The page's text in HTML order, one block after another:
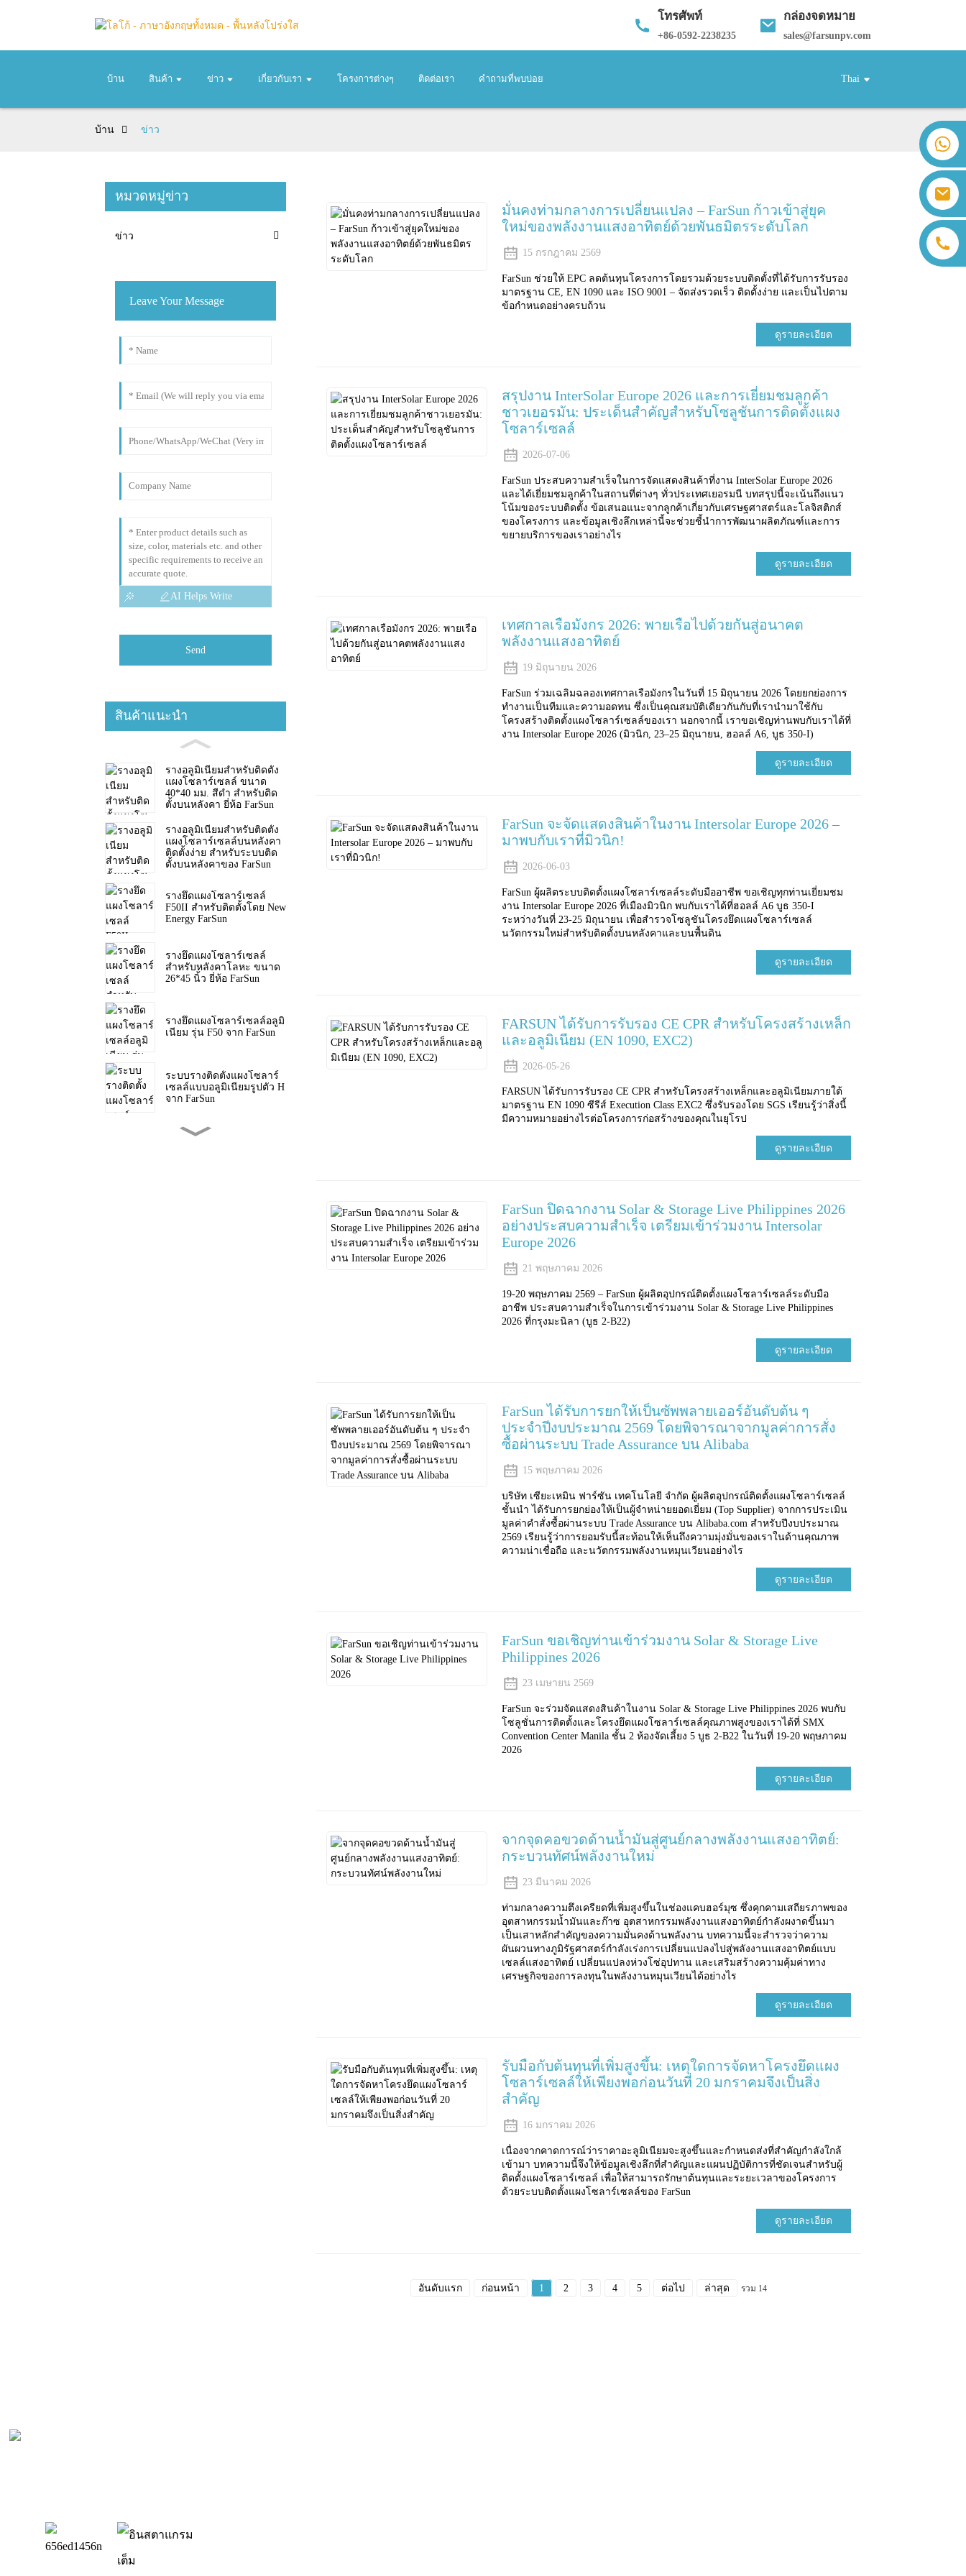
โทรศัพท์
+86-0592-2238235
กล่องจดหมาย
sales@farsunpv.com
บ้าน สินค้า ข่าว เกี่ยวกับเรา โครงการต่างๆ ติดต่อเรา คำถามที่พบบ่อย Thai
sanborn.guo@farsunpv.com
บ้าน ข่าว
หมวดหมู่ข่าว
ข่าว
Leave Your Message
AI Helps Write
Send
สินค้าแนะนำ
รางอลูมิเนียมสำหรับติดตั้ง
แผงโซลาร์เซลล์ ขนาด
40*40 มม. สีดำ สำหรับติด
ตั้งบนหลังคา ยี่ห้อ FarSun
รางอลูมิเนียมสำหรับติดตั้ง
แผงโซลาร์เซลล์บนหลังคา
ติดตั้งง่าย สำหรับระบบติด
ตั้งบนหลังคาของ FarSun
รางยึดแผงโซลาร์เซลล์
F50II สำหรับติดตั้งโดย New
Energy FarSun
รางยึดแผงโซลาร์เซลล์
สำหรับหลังคาโลหะ ขนาด
26*45 นิ้ว ยี่ห้อ FarSun
รางยึดแผงโซลาร์เซลล์อลูมิ
เนียม รุ่น F50 จาก FarSun
ระบบรางติดตั้งแผงโซลาร์
เซลล์แบบอลูมิเนียมรูปตัว H
จาก FarSun
ขาตั้งสามขาสำหรับติดตั้ง
มั่นคงท่ามกลางการเปลี่ยนแปลง – FarSun ก้าวเข้าสู่ยุค
ใหม่ของพลังงานแสงอาทิตย์ด้วยพันธมิตรระดับโลก
15 กรกฎาคม 2569
FarSun ช่วยให้ EPC ลดต้นทุนโครงการโดยรวมด้วยระบบติดตั้งที่ได้รับการรับรอง
มาตรฐาน CE, EN 1090 และ ISO 9001 – จัดส่งรวดเร็ว ติดตั้งง่าย และเป็นไปตาม
ข้อกำหนดอย่างครบถ้วน
ดูรายละเอียด
สรุปงาน InterSolar Europe 2026 และการเยี่ยมชมลูกค้า
ชาวเยอรมัน: ประเด็นสำคัญสำหรับโซลูชันการติดตั้งแผง
โซลาร์เซลล์
2026-07-06
FarSun ประสบความสำเร็จในการจัดแสดงสินค้าที่งาน InterSolar Europe 2026
และได้เยี่ยมชมลูกค้าในสถานที่ต่างๆ ทั่วประเทศเยอรมนี บทสรุปนี้จะเน้นถึงแนว
โน้มของระบบติดตั้ง ข้อเสนอแนะจากลูกค้าเกี่ยวกับเศรษฐศาสตร์และโลจิสติกส์
ของโครงการ และข้อมูลเชิงลึกเหล่านี้จะช่วยชี้นำการพัฒนาผลิตภัณฑ์และการ
ขยายบริการของเราอย่างไร
ดูรายละเอียด
เทศกาลเรือมังกร 2026: พายเรือไปด้วยกันสู่อนาคต
พลังงานแสงอาทิตย์
19 มิถุนายน 2026
FarSun ร่วมเฉลิมฉลองเทศกาลเรือมังกรในวันที่ 15 มิถุนายน 2026 โดยยกย่องการ
ทำงานเป็นทีมและความอดทน ซึ่งเป็นคุณสมบัติเดียวกันกับที่เรานำมาใช้กับ
โครงสร้างติดตั้งแผงโซลาร์เซลล์ของเรา นอกจากนี้ เราขอเชิญท่านพบกับเราได้ที่
งาน Intersolar Europe 2026 (มิวนิก, 23–25 มิถุนายน, ฮอลล์ A6, บูธ 350-I)
ดูรายละเอียด
FarSun จะจัดแสดงสินค้าในงาน Intersolar Europe 2026 –
มาพบกับเราที่มิวนิก!
2026-06-03
FarSun ผู้ผลิตระบบติดตั้งแผงโซลาร์เซลล์ระดับมืออาชีพ ขอเชิญทุกท่านเยี่ยมชม
งาน Intersolar Europe 2026 ที่เมืองมิวนิก พบกับเราได้ที่ฮอลล์ A6 บูธ 350-I
ระหว่างวันที่ 23-25 ​​มิถุนายน เพื่อสำรวจโซลูชันโครงยึดแผงโซลาร์เซลล์
นวัตกรรมใหม่สำหรับติดตั้งบนหลังคาและบนพื้นดิน
ดูรายละเอียด
FARSUN ได้รับการรับรอง CE CPR สำหรับโครงสร้างเหล็ก
และอลูมิเนียม (EN 1090, EXC2)
2026-05-26
FARSUN ได้รับการรับรอง CE CPR สำหรับโครงสร้างเหล็กและอลูมิเนียมภายใต้
มาตรฐาน EN 1090 ซีรีส์ Execution Class EXC2 ซึ่งรับรองโดย SGS เรียนรู้ว่าสิ่งนี้
มีความหมายอย่างไรต่อโครงการก่อสร้างของคุณในยุโรป
ดูรายละเอียด
FarSun ปิดฉากงาน Solar & Storage Live Philippines 2026
อย่างประสบความสำเร็จ เตรียมเข้าร่วมงาน Intersolar
Europe 2026
21 พฤษภาคม 2026
19-20 พฤษภาคม 2569 – FarSun ผู้ผลิตอุปกรณ์ติดตั้งแผงโซลาร์เซลล์ระดับมือ
อาชีพ ประสบความสำเร็จในการเข้าร่วมงาน Solar & Storage Live Philippines
2026 ที่กรุงมะนิลา (บูธ 2-B22)
ดูรายละเอียด
FarSun ได้รับการยกให้เป็นซัพพลายเออร์อันดับต้น ๆ
ประจำปีงบประมาณ 2569 โดยพิจารณาจากมูลค่าการสั่ง
ซื้อผ่านระบบ Trade Assurance บน Alibaba
15 พฤษภาคม 2026
บริษัท เซียะเหมิน ฟาร์ซัน เทคโนโลยี จำกัด ผู้ผลิตอุปกรณ์ติดตั้งแผงโซลาร์เซลล์
ชั้นนำ ได้รับการยกย่องให้เป็นผู้จำหน่ายยอดเยี่ยม (Top Supplier) จากการประเมิน
มูลค่าคำสั่งซื้อผ่านระบบ Trade Assurance บน Alibaba.com สำหรับปีงบประมาณ
2569 เรียนรู้ว่าการยอมรับนี้สะท้อนให้เห็นถึงความมุ่งมั่นของเราในด้านคุณภาพ
ความน่าเชื่อถือ และนวัตกรรมพลังงานหมุนเวียนอย่างไร
ดูรายละเอียด
FarSun ขอเชิญท่านเข้าร่วมงาน Solar & Storage Live
Philippines 2026
23 เมษายน 2569
FarSun จะร่วมจัดแสดงสินค้าในงาน Solar & Storage Live Philippines 2026 พบกับ
โซลูชั่นการติดตั้งและโครงยึดแผงโซลาร์เซลล์คุณภาพสูงของเราได้ที่ SMX
Convention Center Manila ชั้น 2 ห้องจัดเลี้ยง 5 บูธ 2-B22 ในวันที่ 19-20 พฤษภาคม
2026
ดูรายละเอียด
จากจุดคอขวดด้านน้ำมันสู่ศูนย์กลางพลังงานแสงอาทิตย์:
กระบวนทัศน์พลังงานใหม่
23 มีนาคม 2026
ท่ามกลางความตึงเครียดที่เพิ่มสูงขึ้นในช่องแคบฮอร์มุซ ซึ่งคุกคามเสถียรภาพของ
อุตสาหกรรมน้ำมันและก๊าซ อุตสาหกรรมพลังงานแสงอาทิตย์กำลังผงาดขึ้นมา
เป็นเสาหลักสำคัญของความมั่นคงด้านพลังงาน บทความนี้จะสำรวจว่าความ
ผันผวนทางภูมิรัฐศาสตร์กำลังเร่งการเปลี่ยนแปลงไปสู่พลังงานแสงอาทิตย์แบบ
เซลล์แสงอาทิตย์ เปลี่ยนแปลงห่วงโซ่อุปทาน และเสริมสร้างความคุ้มค่าทาง
เศรษฐกิจของการลงทุนในพลังงานหมุนเวียนได้อย่างไร
ดูรายละเอียด
รับมือกับต้นทุนที่เพิ่มสูงขึ้น: เหตุใดการจัดหาโครงยึดแผง
โซลาร์เซลล์ให้เพียงพอก่อนวันที่ 20 มกราคมจึงเป็นสิ่ง
สำคัญ
16 มกราคม 2026
เนื่องจากคาดการณ์ว่าราคาอะลูมิเนียมจะสูงขึ้นและกำหนดส่งที่สำคัญกำลังใกล้
เข้ามา บทความนี้จึงให้ข้อมูลเชิงลึกที่สำคัญและแผนปฏิบัติการที่ชัดเจนสำหรับผู้
ติดตั้งแผงโซลาร์เซลล์ เพื่อให้สามารถรักษาต้นทุนและระยะเวลาของโครงการ
ด้วยระบบติดตั้งแผงโซลาร์เซลล์ของ FarSun
ดูรายละเอียด
อันดับแรก ก่อนหน้า 1 2 3 4 5 ต่อไป ล่าสุด รวม 14